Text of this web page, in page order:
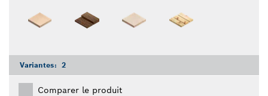
Variantes: 2
Comparer le produit